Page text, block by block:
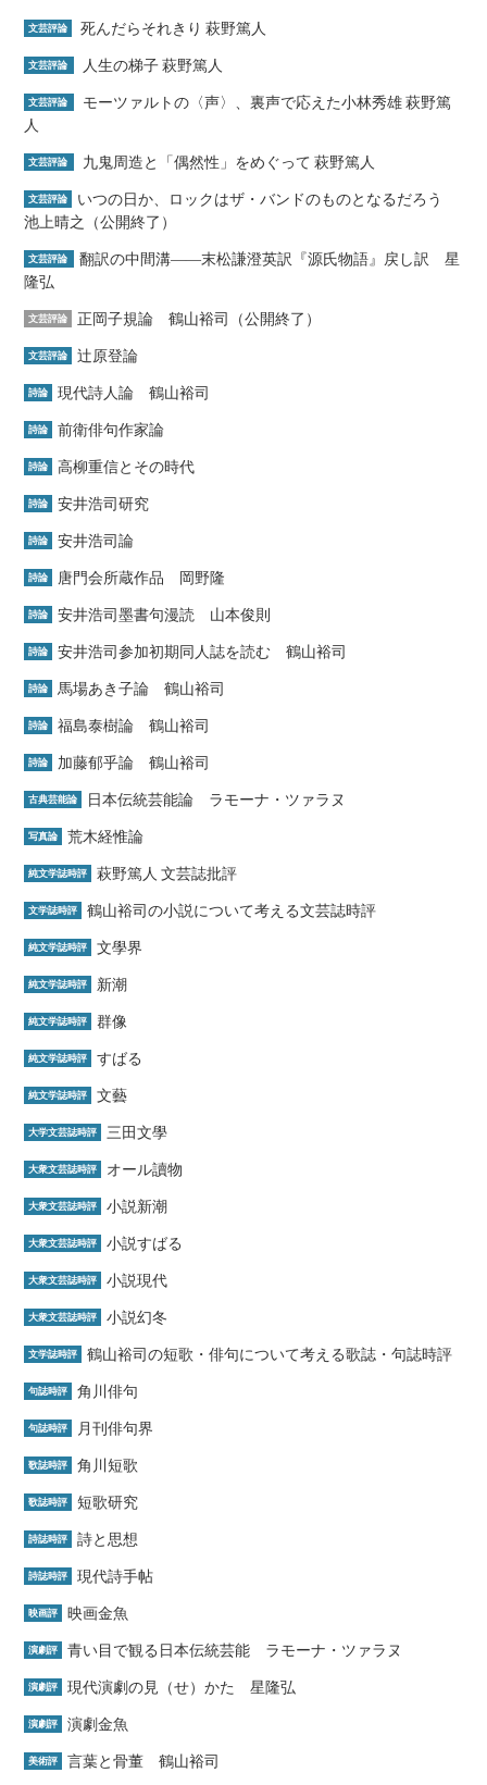
文芸評論 死んだらそれきり 萩野篤人
文芸評論 人生の梯子 萩野篤人
文芸評論
モーツァルトの〈声〉、裏声で応えた小林秀雄 萩野篤
人
文芸評論 九鬼周造と「偶然性」をめぐって 萩野篤人
文芸評論
いつの日か、ロックはザ・バンドのものとなるだろう
池上晴之（公開終了）
文芸評論
翻訳の中間溝――末松謙澄英訳『源氏物語』戻し訳 星
隆弘
文芸評論 正岡子規論 鶴山裕司（公開終了）
文芸評論 辻原登論
詩論 現代詩人論 鶴山裕司
詩論 前衛俳句作家論
詩論 高柳重信とその時代
詩論 安井浩司研究
詩論 安井浩司論
詩論 唐門会所蔵作品 岡野隆
詩論 安井浩司墨書句漫読 山本俊則
詩論 安井浩司参加初期同人誌を読む 鶴山裕司
詩論 馬場あき子論 鶴山裕司
詩論 福島泰樹論 鶴山裕司
詩論 加藤郁乎論 鶴山裕司
古典芸能論 日本伝統芸能論 ラモーナ・ツァラヌ
写真論 荒木経惟論
純文学誌時評 萩野篤人 文芸誌批評
文学誌時評 鶴山裕司の小説について考える文芸誌時評
純文学誌時評 文學界
純文学誌時評 新潮
純文学誌時評 群像
純文学誌時評 すばる
純文学誌時評 文藝
大学文芸誌時評 三田文學
大衆文芸誌時評 オール讀物
大衆文芸誌時評 小説新潮
大衆文芸誌時評 小説すばる
大衆文芸誌時評 小説現代
大衆文芸誌時評 小説幻冬
文学誌時評 鶴山裕司の短歌・俳句について考える歌誌・句誌時評
句誌時評 角川俳句
句誌時評 月刊俳句界
歌誌時評 角川短歌
歌誌時評 短歌研究
詩誌時評 詩と思想
詩誌時評 現代詩手帖
映画評 映画金魚
演劇評 青い目で観る日本伝統芸能 ラモーナ・ツァラヌ
演劇評 現代演劇の見（せ）かた 星隆弘
演劇評 演劇金魚
美術評 言葉と骨董 鶴山裕司